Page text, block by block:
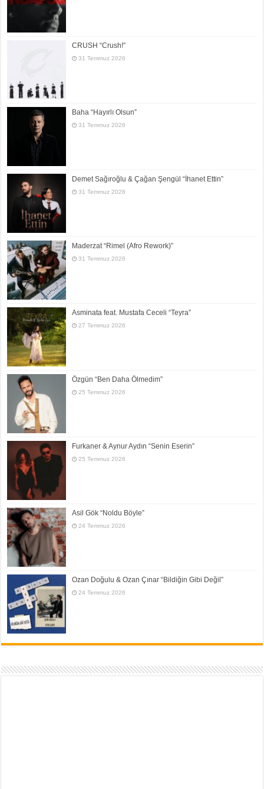
CRUSH “Crush!”
31 Temmuz 2026
Baha “Hayırlı Olsun”
31 Temmuz 2026
Demet Sağıroğlu & Çağan Şengül “İhanet Ettin”
31 Temmuz 2026
Maderzat “Rimel (Afro Rework)”
31 Temmuz 2026
Asminata feat. Mustafa Ceceli “Teyra”
27 Temmuz 2026
Özgün “Ben Daha Ölmedim”
25 Temmuz 2026
Furkaner & Aynur Aydın “Senin Eserin”
25 Temmuz 2026
Asil Gök “Noldu Böyle”
24 Temmuz 2026
Ozan Doğulu & Ozan Çınar “Bildiğin Gibi Değil”
24 Temmuz 2026